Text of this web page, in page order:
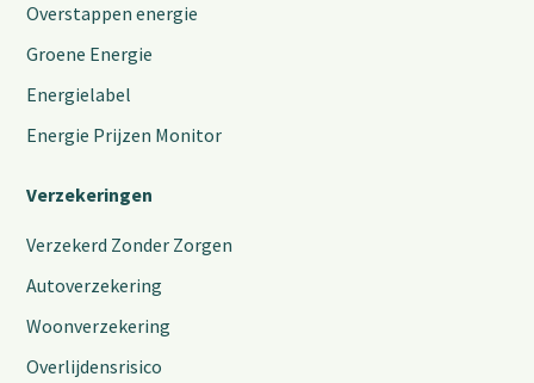
Overstappen energie
Groene Energie
Energielabel
Energie Prijzen Monitor
Verzekeringen
Verzekerd Zonder Zorgen
Autoverzekering
Woonverzekering
Overlijdensrisico